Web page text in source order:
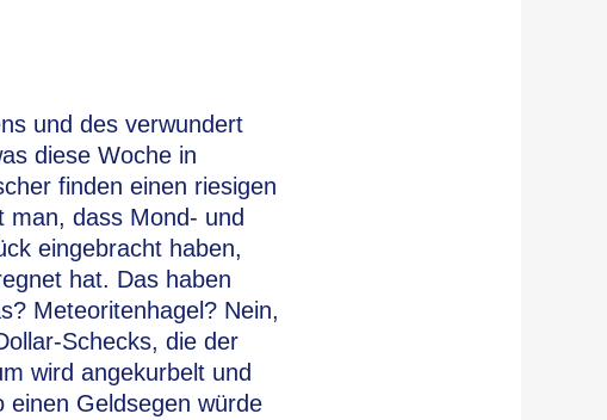
und des verwundert
diese Woche in
finden einen riesigen
man, dass Mond- und
eingebracht haben,
hat. Das haben
Meteoritenhagel? Nein,
Schecks, die der
wird angekurbelt und
Geldsegen würde